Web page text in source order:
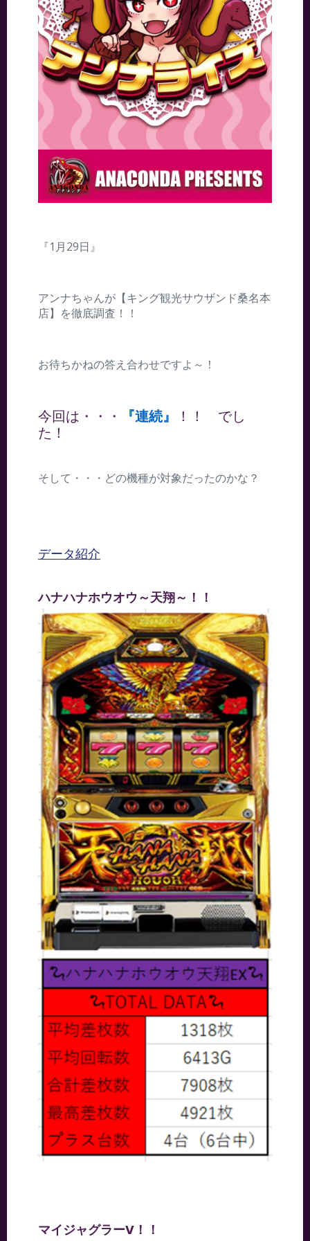
『1月29日』
アンナちゃんが【キング観光サウザンド桑名本
店】を徹底調査！！
お待ちかねの答え合わせですよ～！
今回は・・・ 『連続』
！！ でし
た！
そして・・・どの機種が対象だったのかな？
データ紹介
ハナハナホウオウ～天翔～！！
マイジャグラーV！！